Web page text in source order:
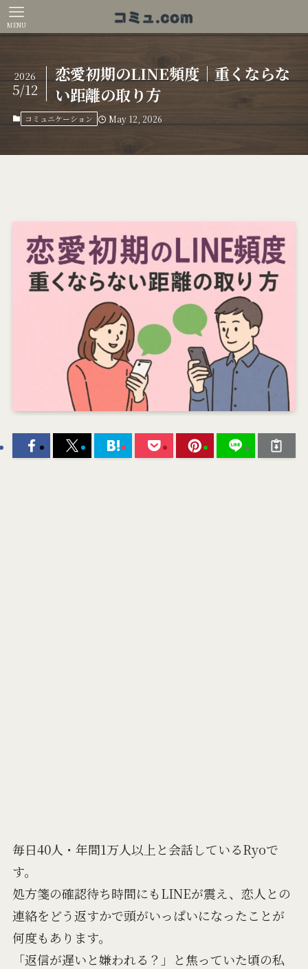
MENU
恋愛初期のLINE頻度｜重くならな
い距離の取り方
2026
5/12
コミュニケーション May 12, 2026
毎日40人・年間1万人以上と会話しているRyoで
す。
処方箋の確認待ち時間にもLINEが震え、恋人との
連絡をどう返すかで頭がいっぱいになったことが
何度もあります。
「返信が遅いと嫌われる？」と焦っていた頃の私